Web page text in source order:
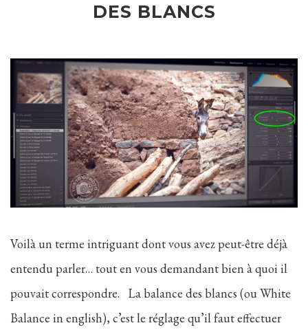
DES BLANCS
Voilà un terme intriguant dont vous avez peut-être déjà
entendu parler… tout en vous demandant bien à quoi il
pouvait correspondre. La balance des blancs (ou White
Balance in english), c’est le réglage qu’il faut effectuer